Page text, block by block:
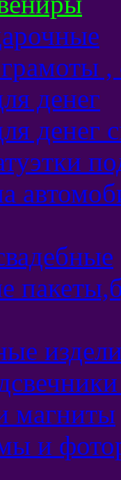
,
денег
денег
магниты
и